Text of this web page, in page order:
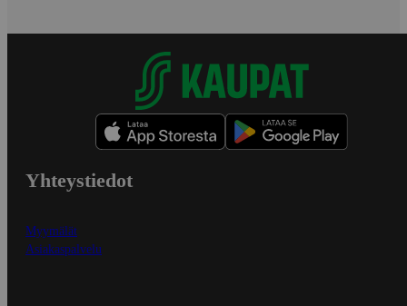
Yhteystiedot
Myymälät
Asiakaspalvelu